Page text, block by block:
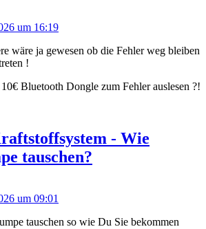
um 16:19
wäre ja gewesen ob die Fehler weg bleiben
!
Bluetooth Dongle zum Fehler auslesen ?!
- Wie
tauschen?
um 09:01
tauschen so wie Du Sie bekommen